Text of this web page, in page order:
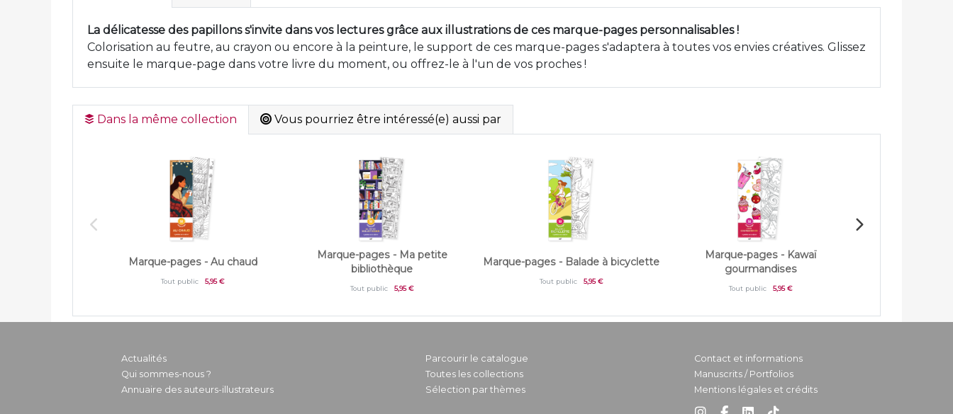
La délicatesse des papillons s'invite dans vos lectures grâce aux illustrations de ces marque-pages personnalisables !
Colorisation au feutre, au crayon ou encore à la peinture, le support de ces marque-pages s'adaptera à toutes vos envies créatives. Glissez
ensuite le marque-page dans votre livre du moment, ou offrez-le à l'un de vos proches !
Dans la même collection Vous pourriez être intéressé(e) aussi par
Marque-pages - Au chaud
Tout public 5,95 €
Marque-pages - Ma petite
bibliothèque
Tout public 5,95 €
Marque-pages - Balade à bicyclette
Tout public 5,95 €
Marque-pages - Kawaï
gourmandises
Tout public 5,95 €
Actualités
Qui sommes-nous ?
Annuaire des auteurs-illustrateurs
Parcourir le catalogue
Toutes les collections
Sélection par thèmes
Contact et informations
Manuscrits / Portfolios
Mentions légales et crédits